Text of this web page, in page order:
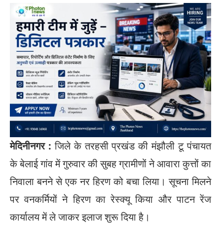
मेदिनीनगर : जिले के तरहसी प्रखंड की मंझौली टू पंचायत
के बेलाई गांव में गुरुवार की सुबह ग्रामीणों ने आवारा कुत्तों का
निवाला बनने से एक नर हिरण को बचा लिया। सूचना मिलने
पर वनकर्मियों ने हिरण का रेस्क्यू किया और पाटन रेंज
कार्यालय में ले जाकर इलाज शुरू दिया है।